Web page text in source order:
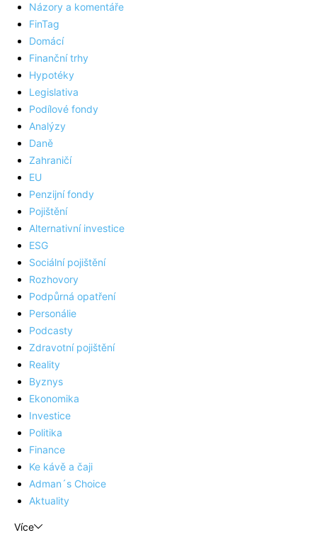
Názory a komentáře
FinTag
Domácí
Finanční trhy
Hypotéky
Legislativa
Podílové fondy
Analýzy
Daně
Zahraničí
EU
Penzijní fondy
Pojištění
Alternativní investice
ESG
Sociální pojištění
Rozhovory
Podpůrná opatření
Personálie
Podcasty
Zdravotní pojištění
Reality
Byznys
Ekonomika
Investice
Politika
Finance
Ke kávě a čaji
Adman´s Choice
Aktuality
Více